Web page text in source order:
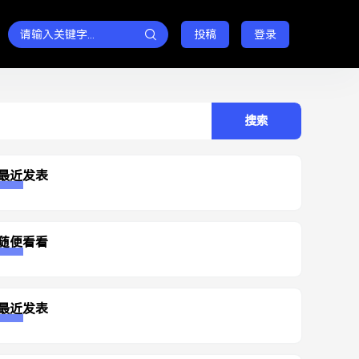
投稿 登录
近发表
便看看
近发表